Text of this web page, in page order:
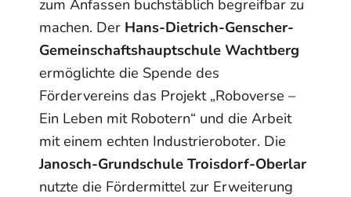
zum Anfassen buchstäblich begreifbar zu
machen. Der Hans-Dietrich-Genscher-
Gemeinschaftshauptschule Wachtberg
ermöglichte die Spende des
Fördervereins das Projekt „Roboverse –
Ein Leben mit Robotern“ und die Arbeit
mit einem echten Industrieroboter. Die
Janosch-Grundschule Troisdorf-Oberlar
nutzte die Fördermittel zur Erweiterung